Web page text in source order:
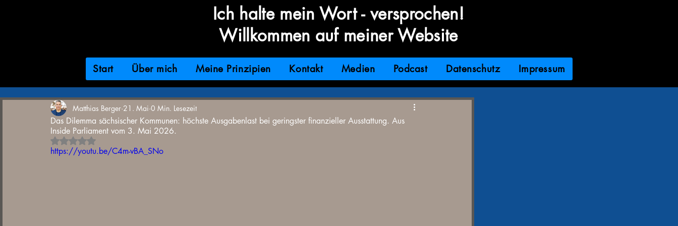
Ich halte mein Wort - versprochen!
Willkommen auf meiner Website
Start Über mich Meine Prinzipien Kontakt Medien Podcast Datenschutz Impressum
Das Dilemma sächsischer Kommunen: höchste Ausgabenlast bei geringster finanzieller Ausstattung. Aus
Inside Parliament vom 3. Mai 2026.
Matthias Berger 21. Mai 0 Min. Lesezeit
Mit NaN von 5 Sternen bewertet.
https://youtu.be/C4m-vBA_SNo